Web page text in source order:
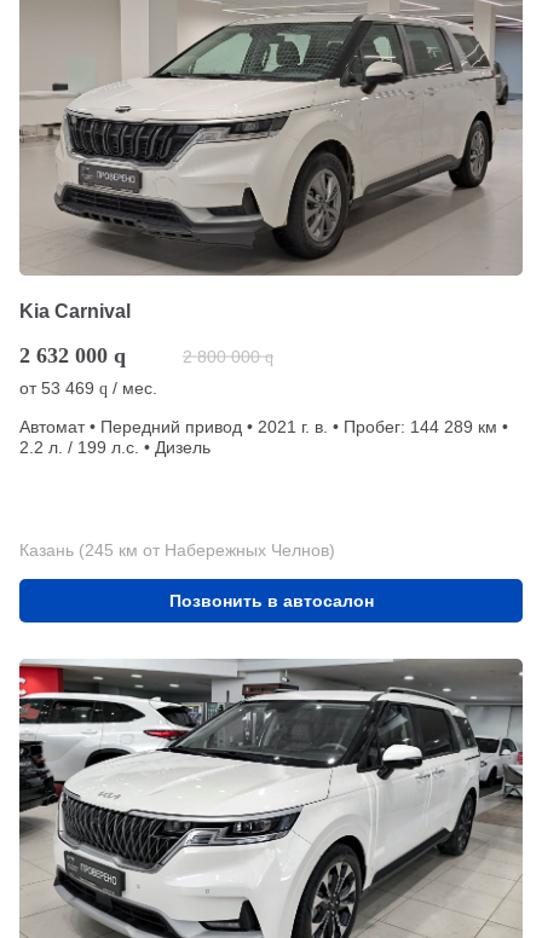
Kia Carnival
2 632 000 q 2 800 000 q
от53 469 q / мес.
Автомат • Передний привод • 2021 г. в. • Пробег: 144 289 км •
2.2 л. / 199 л.с. • Дизель
Казань (245 км от Набережных Челнов)
Позвонить в автосалон